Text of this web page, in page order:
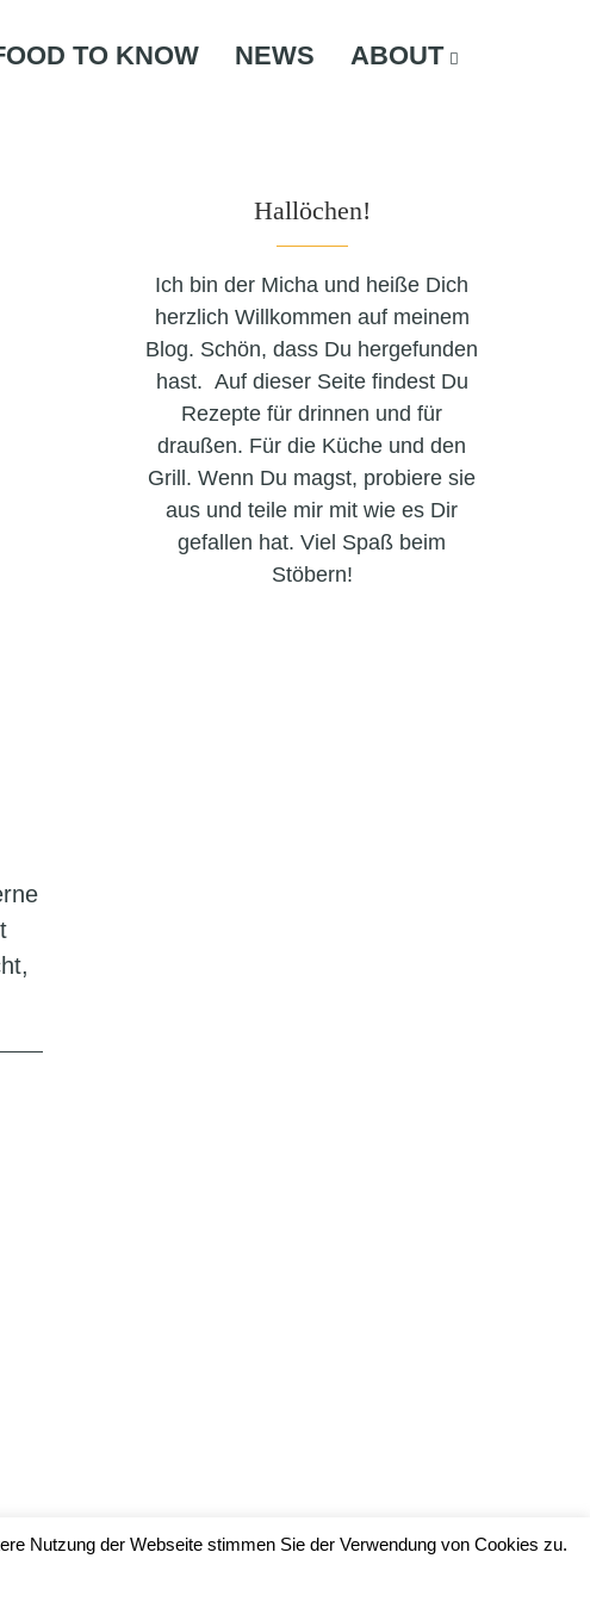
TO KNOW NEWS ABOUT
Hallöchen!
Ich bin der Micha und heiße Dich
herzlich Willkommen auf meinem
Blog. Schön, dass Du hergefunden
hast. Auf dieser Seite findest Du
Rezepte für drinnen und für
draußen. Für die Küche und den
Grill. Wenn Du magst, probiere sie
aus und teile mir mit wie es Dir
gefallen hat. Viel Spaß beim
Stöbern!
Nutzung der Webseite stimmen Sie der Verwendung von Cookies zu.